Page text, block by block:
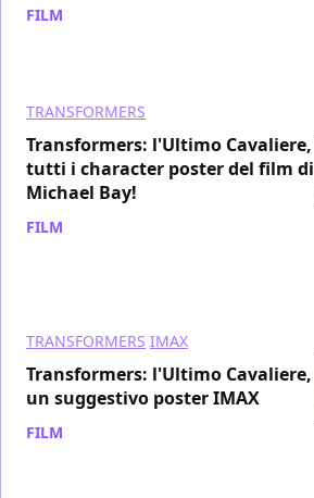
FILM
TRANSFORMERS
Transformers: l'Ultimo Cavaliere,
tutti i character poster del film di
Michael Bay!
FILM
TRANSFORMERS IMAX
Transformers: l'Ultimo Cavaliere,
un suggestivo poster IMAX
FILM